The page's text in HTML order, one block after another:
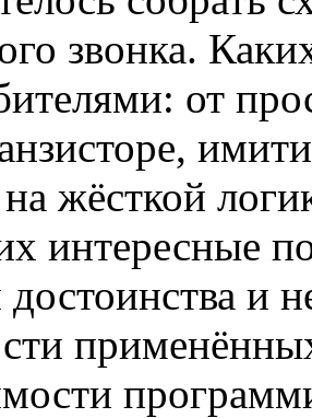
звонка.
от
жёсткой
интересные
достоинства и